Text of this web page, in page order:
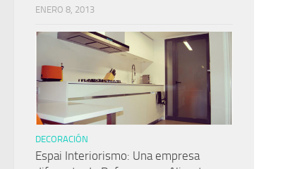
ENERO 8, 2013
DECORACIÓN
Espai Interiorismo: Una empresa